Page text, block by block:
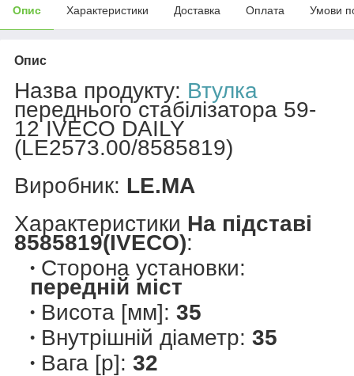
Опис Характеристики Доставка Оплата Умови
Опис
Назва продукту: Втулка
переднього стабілізатора 59-
12IVECO DAILY
(LE2573.00/8585819)
Виробник: LE.MA
Характеристики На підставі
8585819(IVECO):
Сторона установки:
передній міст
Висота [мм]: 35
Внутрішній діаметр: 35
Вага [р]: 32